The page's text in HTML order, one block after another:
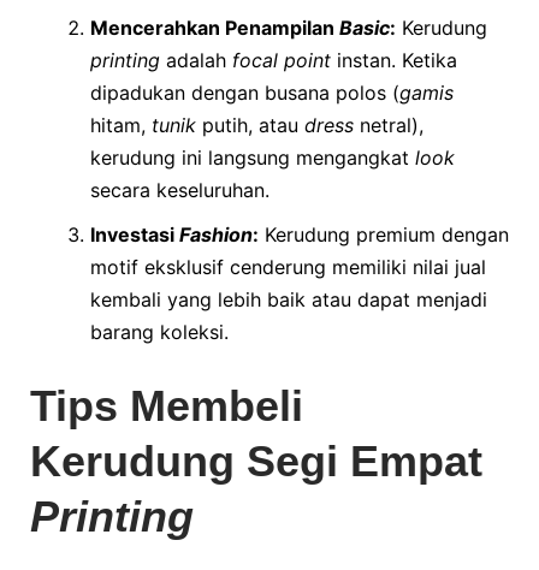
Mencerahkan Penampilan Basic: Kerudung
printing adalah focal point instan. Ketika
dipadukan dengan busana polos (gamis
hitam, tunik putih, atau dress netral),
kerudung ini langsung mengangkat look
secara keseluruhan.
Investasi Fashion: Kerudung premium dengan
motif eksklusif cenderung memiliki nilai jual
kembali yang lebih baik atau dapat menjadi
barang koleksi.
Tips Membeli
Kerudung Segi Empat
Printing